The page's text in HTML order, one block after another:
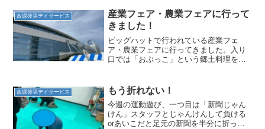
放課後等デイサービス
産業フェア・農業フェアに行って
きました！
ビッグハットで行われている産業フェ
ア・農業フェアに行ってきました。入り
口では「おぶっこ」という郷土料理をい
たです。午前中は少し肌寒かったので体
がぽかぽかになりました。ビ...
放課後等デイサービス もう折れない！
今週の運動遊び、一つ目は「新聞じゃん
けん」スタッフとじゃんけんして負ける
orあいこだと足元の新聞を半分に折って